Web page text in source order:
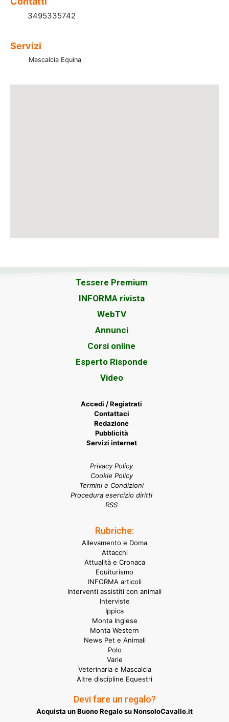
3495335742
Servizi
Mascalcia Equina
Tessere Premium
INFORMA rivista
WebTV
Annunci
Corsi online
Esperto Risponde
Video
Accedi / Registrati
Contattaci
Redazione
Pubblicità
Servizi internet
Privacy Policy
Cookie Policy
Termini e Condizioni
Procedura esercizio diritti
RSS
Rubriche:
Allevamento e Doma
Attacchi
Attualità e Cronaca
Equiturismo
INFORMA articoli
Interventi assistiti con animali
Interviste
Ippica
Monta Inglese
Monta Western
News Pet e Animali
Polo
Varie
Veterinaria e Mascalcia
Altre discipline Equestri
Devi fare un regalo?
Acquista un Buono Regalo su NonsoloCavallo.it